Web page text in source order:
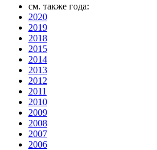
см. также года:
2020
2019
2018
2015
2014
2013
2012
2011
2010
2009
2008
2007
2006